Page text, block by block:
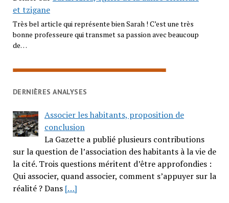
et tzigane
Très bel article qui représente bien Sarah ! C’est une très
bonne professeure qui transmet sa passion avec beaucoup
de…
DERNIÈRES ANALYSES
Associer les habitants, proposition de
conclusion
La Gazette a publié plusieurs contributions
sur la question de l’association des habitants à la vie de
la cité. Trois questions méritent d’être approfondies :
Qui associer, quand associer, comment s’appuyer sur la
réalité ? Dans […]